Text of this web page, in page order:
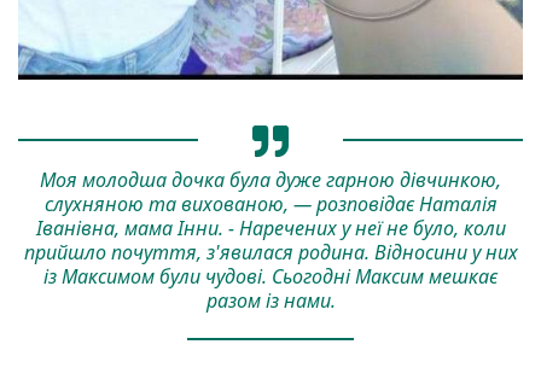
Моя молодша дочка була дуже гарною дівчинкою,
слухняною та вихованою, — розповідає Наталія
Іванівна, мама Інни. - Наречених у неї не було, коли
прийшло почуття, з'явилася родина. Відносини у них
із Максимом були чудові. Сьогодні Максим мешкає
разом із нами.